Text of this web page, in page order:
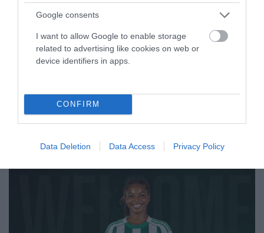
Google consents
I want to allow Google to enable storage
related to advertising like cookies on web or
device identifiers in apps.
CONFIRM
Data Deletion Data Access Privacy Policy
Στην τετράδα η Εθνική πόλο με
πέντε «πράσινους»
Η Εθνική ομάδα πόλο ανδρών προκρίθηκε στα ημιτελικά
του Παγκοσμίου Κυπέλλου με πέντε παίκτες του
Παναθηναϊκού στη σύνθεσή της.
23.07.2026 ΠΟΛΟ ΑΝΔΡΩΝ
ΤΕΛΕΥΤΑΙΑ ΝΕΑ